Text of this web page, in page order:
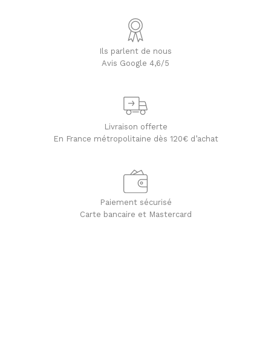
Ils parlent de nous
Avis Google 4,6/5
Livraison offerte
En France métropolitaine dès 120€ d’achat
Paiement sécurisé
Carte bancaire et Mastercard